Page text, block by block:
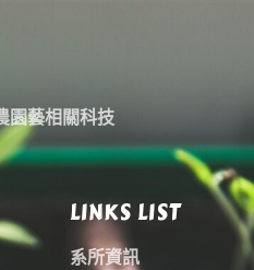
LINKS LIST
系所資訊
園藝相關科技